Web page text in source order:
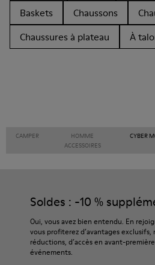
Baskets
Chaussons
Chaussures à plateau
À
CAMPER
HOMME
ACCESSOIRES
CYBER
Soldes : -10 %
Oui, vous avez bien entendu. En
vous profiterez d’avantages
réductions, d’accès en avant-
événements.